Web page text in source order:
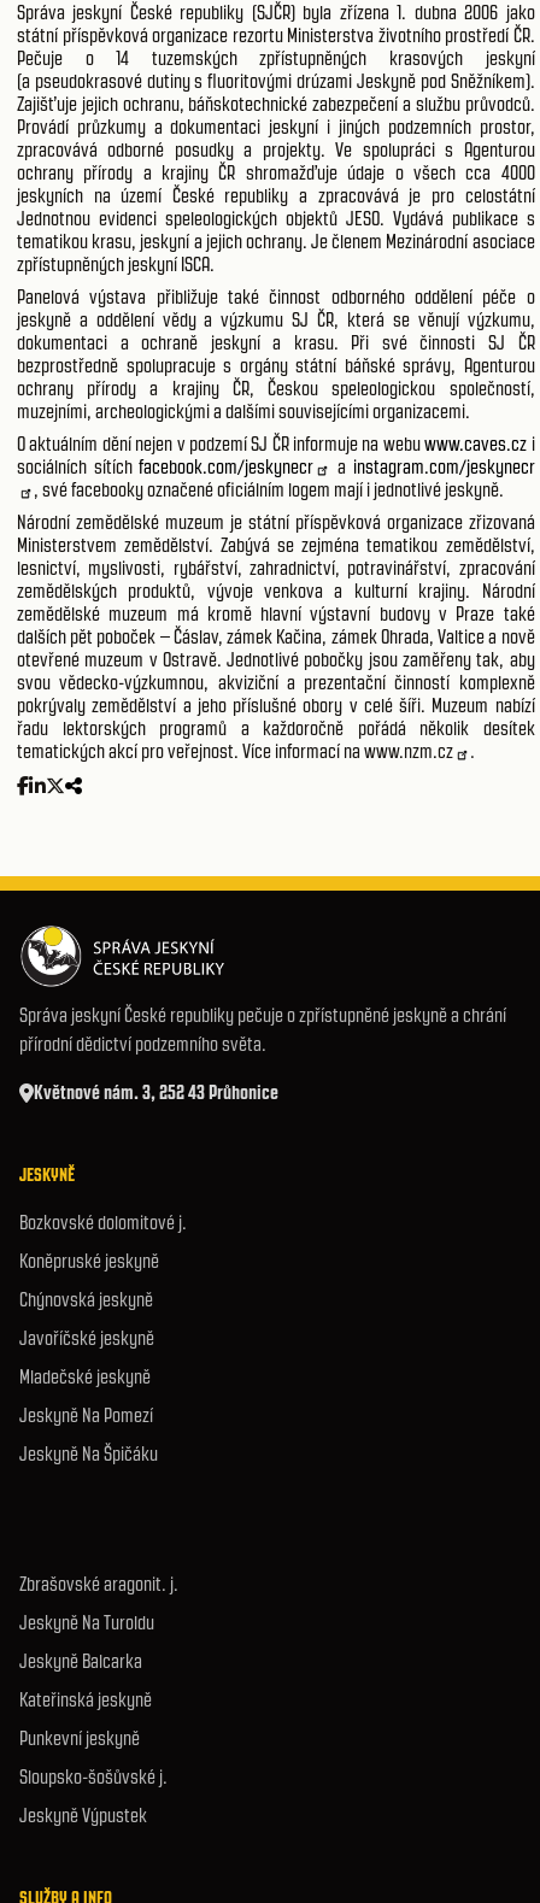
Správa jeskyní České republiky (SJČR) byla zřízena 1. dubna 2006 jako
státní příspěvková organizace rezortu Ministerstva životního prostředí ČR.
Pečuje o 14 tuzemských zpřístupněných krasových jeskyní
(a pseudokrasové dutiny s fluoritovými drúzami Jeskyně pod Sněžníkem).
Zajišťuje jejich ochranu, báňskotechnické zabezpečení a službu průvodců.
Provádí průzkumy a dokumentaci jeskyní i jiných podzemních prostor,
zpracovává odborné posudky a projekty. Ve spolupráci s Agenturou
ochrany přírody a krajiny ČR shromažďuje údaje o všech cca 4000
jeskyních na území České republiky a zpracovává je pro celostátní
Jednotnou evidenci speleologických objektů JESO. Vydává publikace s
tematikou krasu, jeskyní a jejich ochrany. Je členem Mezinárodní asociace
zpřístupněných jeskyní ISCA.
Panelová výstava přibližuje také činnost odborného oddělení péče o
jeskyně a oddělení vědy a výzkumu SJ ČR, která se věnují výzkumu,
dokumentaci a ochraně jeskyní a krasu. Při své činnosti SJ ČR
bezprostředně spolupracuje s orgány státní báňské správy, Agenturou
ochrany přírody a krajiny ČR, Českou speleologickou společností,
muzejními, archeologickými a dalšími souvisejícími organizacemi.
O aktuálním dění nejen v podzemí SJ ČR informuje na webuwww.caves.cz i
sociálních sítíchfacebook.com/jeskynecr a instagram.com/jeskynecr
, své facebooky označené oficiálním logem mají i jednotlivé jeskyně.
Národní zemědělské muzeum je státní příspěvková organizace zřizovaná
Ministerstvem zemědělství. Zabývá se zejména tematikou zemědělství,
lesnictví, myslivosti, rybářství, zahradnictví, potravinářství, zpracování
zemědělských produktů, vývoje venkova a kulturní krajiny. Národní
zemědělské muzeum má kromě hlavní výstavní budovy v Praze také
dalších pět poboček – Čáslav, zámek Kačina, zámek Ohrada, Valtice a nově
otevřené muzeum v Ostravě. Jednotlivé pobočky jsou zaměřeny tak, aby
svou vědecko-výzkumnou, akviziční a prezentační činností komplexně
pokrývaly zemědělství a jeho příslušné obory v celé šíři. Muzeum nabízí
řadu lektorských programů a každoročně pořádá několik desítek
tematických akcí pro veřejnost. Více informací na www.nzm.cz .
Správa jeskyní České republiky pečuje o zpřístupněné jeskyně a chrání
přírodní dědictví podzemního světa.
Květnové nám. 3, 252 43 Průhonice
JESKYNĚ
Bozkovské dolomitové j.
Koněpruské jeskyně
Chýnovská jeskyně
Javoříčské jeskyně
Mladečské jeskyně
Jeskyně Na Pomezí
Jeskyně Na Špičáku
Zbrašovské aragonit. j.
Jeskyně Na Turoldu
Jeskyně Balcarka
Kateřinská jeskyně
Punkevní jeskyně
Sloupsko-šošůvské j.
Jeskyně Výpustek
SLUŽBY A INFO